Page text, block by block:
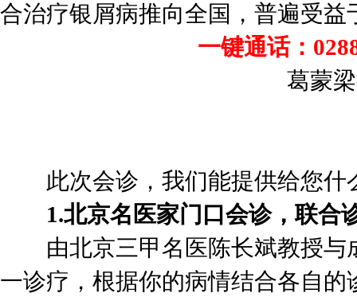
合治疗银屑病推向全国，普遍受益
一键通话：
葛蒙梁
此次会诊，我们能提供给您什
1.北京名医家门口会诊，联合
由北京三甲名医陈长斌教授与
一诊疗，根据你的病情结合各自